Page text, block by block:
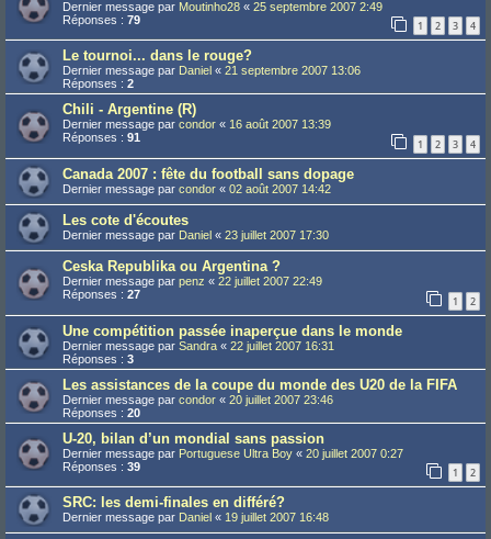
Dernier message par Moutinho28 « 25 septembre 2007 2:49
Réponses : 79 1 2 3 4
Le tournoi... dans le rouge?
Dernier message par Daniel « 21 septembre 2007 13:06
Réponses : 2
Chili - Argentine (R)
Dernier message par condor « 16 août 2007 13:39
Réponses : 91 1 2 3 4
Canada 2007 : fête du football sans dopage
Dernier message par condor « 02 août 2007 14:42
Les cote d'écoutes
Dernier message par Daniel « 23 juillet 2007 17:30
Ceska Republika ou Argentina ?
Dernier message par penz « 22 juillet 2007 22:49
Réponses : 27 1 2
Une compétition passée inaperçue dans le monde
Dernier message par Sandra « 22 juillet 2007 16:31
Réponses : 3
Les assistances de la coupe du monde des U20 de la FIFA
Dernier message par condor « 20 juillet 2007 23:46
Réponses : 20
U-20, bilan d’un mondial sans passion
Dernier message par Portuguese Ultra Boy « 20 juillet 2007 0:27
Réponses : 39 1 2
SRC: les demi-finales en différé?
Dernier message par Daniel « 19 juillet 2007 16:48